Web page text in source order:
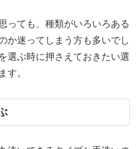
っても、種類がいろいろある
か迷ってしまう方も多いでし
選ぶ時に押さえておきたい選
す。